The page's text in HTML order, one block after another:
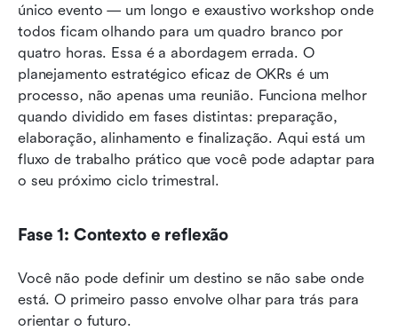
único evento — um longo e exaustivo workshop onde
todos ficam olhando para um quadro branco por
quatro horas. Essa é a abordagem errada. O
planejamento estratégico eficaz de OKRs é um
processo, não apenas uma reunião. Funciona melhor
quando dividido em fases distintas: preparação,
elaboração, alinhamento e finalização. Aqui está um
fluxo de trabalho prático que você pode adaptar para
o seu próximo ciclo trimestral.
Fase 1: Contexto e reflexão
Você não pode definir um destino se não sabe onde
está. O primeiro passo envolve olhar para trás para
orientar o futuro.